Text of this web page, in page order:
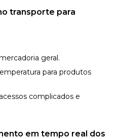
transporte para
geral.
para produtos
complicados e
em tempo real dos